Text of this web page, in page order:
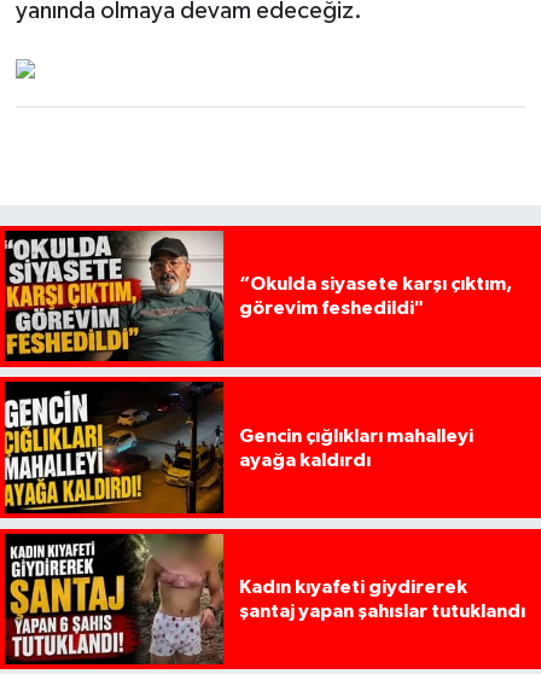
yanında olmaya devam edeceğiz.
“Okulda siyasete karşı çıktım,
görevim feshedildi"
Gencin çığlıkları mahalleyi
ayağa kaldırdı
Kadın kıyafeti giydirerek
şantaj yapan şahıslar tutuklandı